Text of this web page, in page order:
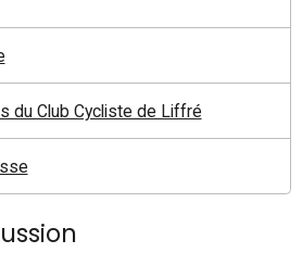
du Club Cycliste de Liffré